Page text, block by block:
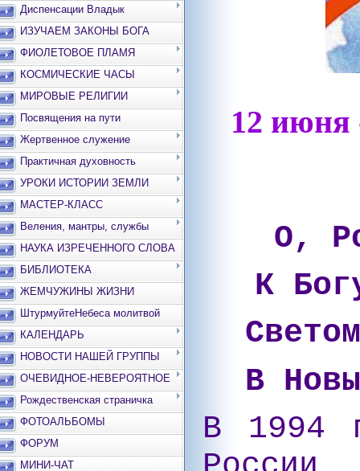
Диспенсации Владык
ИЗУЧАЕМ ЗАКОНЫ БОГА
ФИОЛЕТОВОЕ ПЛАМЯ
КОСМИЧЕСКИЕ ЧАСЫ
МИРОВЫЕ РЕЛИГИИ
Посвящения на пути
Жертвенное служение
Практичная духовность
УРОКИ ИСТОРИИ ЗЕМЛИ
МАСТЕР-КЛАСС
Веления, мантры, службы
НАУКА ИЗРЕЧЕННОГО СЛОВА
БИБЛИОТЕКА
ЖЕМЧУЖИНЫ ЖИЗНИ
ШтурмуйтеНебеса молитвой
КАЛЕНДАРЬ
НОВОСТИ НАШЕЙ ГРУППЫ
ОЧЕВИДНОЕ-НЕВЕРОЯТНОЕ
Рождественская страничка
ФОТОАЛЬБОМЫ
ФОРУМ
МИНИ-ЧАТ
12 июня
О,
К
В
В 1994